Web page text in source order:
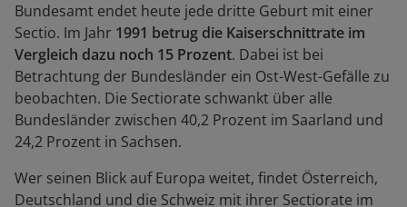
Bundesamt endet heute jede dritte Geburt mit einer
Sectio. Im Jahr 1991 betrug die Kaiserschnittrate im
Vergleich dazu noch 15 Prozent. Dabei ist bei
Betrachtung der Bundesländer ein Ost-West-Gefälle zu
beobachten. Die Sectiorate schwankt über alle
Bundesländer zwischen 40,2 Prozent im Saarland und
24,2 Prozent in Sachsen.
Wer seinen Blick auf Europa weitet, findet Österreich,
Deutschland und die Schweiz mit ihrer Sectiorate im